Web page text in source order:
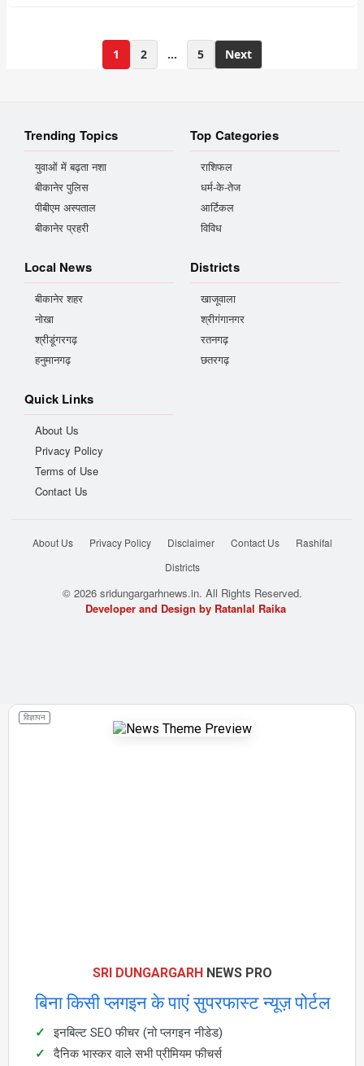
1 2 … 5 Next
Trending Topics
युवाओं में बढ़ता नशा
बीकानेर पुलिस
पीबीएम अस्पताल
बीकानेर प्रहरी
Top Categories
राशिफल
धर्म-के-तेज
आर्टिकल
विविध
Local News
बीकानेर शहर
नोखा
श्रीडूंगरगढ़
हनुमानगढ़
Districts
खाजूवाला
श्रीगंगानगर
रतनगढ़
छतरगढ़
Quick Links
About Us
Privacy Policy
Terms of Use
Contact Us
About Us Privacy Policy Disclaimer Contact Us
Rashifal
Districts
© 2026 sridungargarhnews.in. All Rights Reserved.
Developer and Design by Ratanlal Raika
विज्ञापन
SRI DUNGARGARH NEWS PRO
बिना किसी प्लगइन के पाएं सुपरफास्ट न्यूज़ पोर्टल
इनबिल्ट SEO फीचर (नो प्लगइन नीडेड)
दैनिक भास्कर वाले सभी प्रीमियम फीचर्स